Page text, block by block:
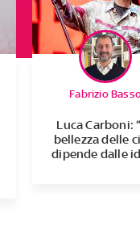
Luca Carboni:
bellezza delle
dipende dalle
Fabrizio